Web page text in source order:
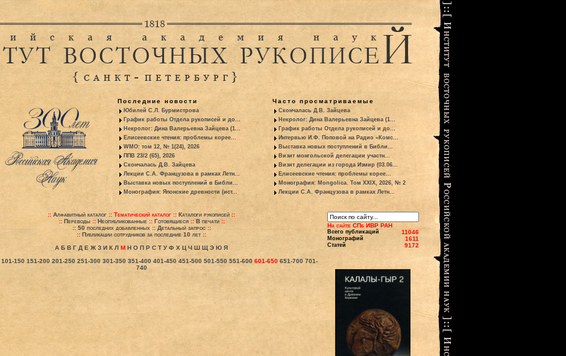
Последние новости
Юбилей С.Л. Бурмистрова
График работы Отдела рукописей и до...
Некролог: Дина Валерьевна Зайцева (1...
Елисеевские чтения: проблемы корее...
WMO: том 12, № 1(24), 2026
ППВ 23/2 (65), 2026
Скончалась Д.В. Зайцева
Лекции С.А. Французова в рамках Летн...
Выставка новых поступлений в Библи...
Монография: Японские древности (ист...
Часто просматриваемые
Скончалась Д.В. Зайцева
Некролог: Дина Валерьевна Зайцева (1...
График работы Отдела рукописей и до...
Интервью И.Ф. Поповой на Радио «Комс...
Выставка новых поступлений в Библи...
Визит монгольской делегации участн...
Визит делегации из города Измир (03.06...
Елисеевские чтения: проблемы корее...
Монография: Mongolica. Том XXIX, 2026, № 2
Лекции С.А. Французова в рамках Летн...
:: Алфавитный каталог :: Тематический каталог :: Каталоги рукописей ::
:: Переводы:: Неопубликованные:: Готовящиеся:: В печати::
:: 50 последних добавленных:: Детальный запрос::
:: Публикации сотрудников за последние 10 лет::
А Б В Г Д Е Ж З И К Л М Н О П Р С Т У Ф Х Ц Ч Ш Щ Э Ю Я
101-150 151-200 201-250 251-300 301-350 351-400 401-450 451-500 501-550 551-600 601-650 651-700 701-
740
На сайте СПб ИВР РАН
Всего публикаций 11046
Монографий 1611
Статей 9172